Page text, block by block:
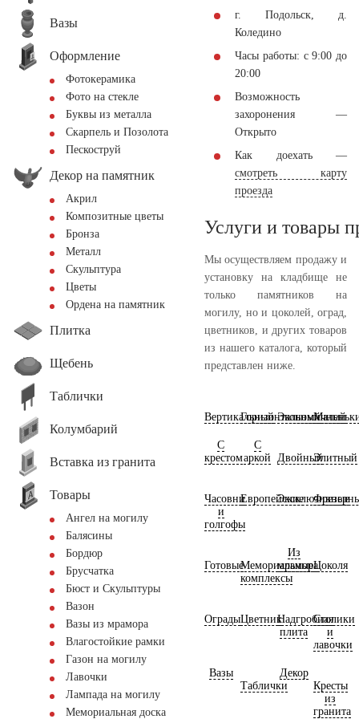
Вазы
Оформление
Фотокерамика
Фото на стекле
Буквы из металла
Скарпель и Позолота
Пескоструй
Декор на памятник
Акрил
Композитные цветы
Бронза
Металл
Скульптура
Цветы
Ордена на памятник
Плитка
Щебень
Таблички
Колумбарий
Вставка из гранита
Товары
Ангел на могилу
Балясины
Бордюр
Брусчатка
Бюст и Скульптуры
Вазон
Вазы из мрамора
Влагостойкие рамки
Газон на могилу
Лавочки
Лампада на могилу
Мемориальная доска
г. Подольск, д.
Коледино
Часы работы: с 9:00 до
20:00
Возможность
захоронения —
Открыто
Как доехать —
смотреть карту
проезда
Услуги и товары
Мы осуществляем продажу и
установку на кладбище не
только памятников на
могилу, но и цоколей, оград,
цветников, и других товаров
из нашего каталога, который
представлен ниже.
ВертикальныйГоризонтальный
Экономичный
С
крестом
С
аркой
ДвойныйЭлитный
Часовни
и
голгофы
ЕвропейскиеЭксклюзивные
ГотовыеМемориальные
комплексы
Из
мрамораЦоколя
ОградыЦветникНадгробная
плита
Столики
и
лавочки
Вазы
Таблички
Декор
Кресты
из
гранита